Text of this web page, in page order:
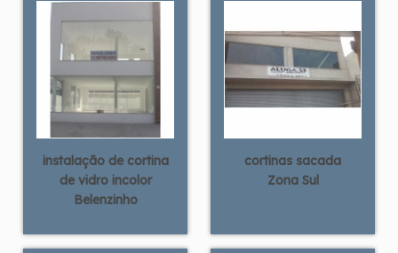
instalação de cortina
de vidro incolor
Belenzinho
cortinas sacada
Zona Sul